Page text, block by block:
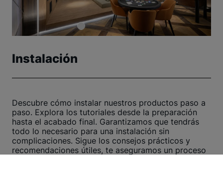
Instalación
Descubre cómo instalar nuestros productos paso a
paso. Explora los tutoriales desde la preparación
hasta el acabado final. Garantizamos que tendrás
todo lo necesario para una instalación sin
complicaciones. Sigue los consejos prácticos y
recomendaciones útiles, te aseguramos un proceso